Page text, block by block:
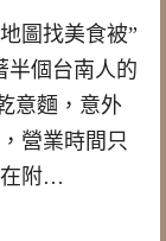
圖找美食被”
半個台南人的
意麵，意外
營業時間只
在附…